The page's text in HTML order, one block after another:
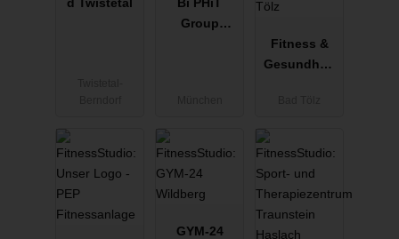
Group
Fitness &
Gesundheit
GYM-24